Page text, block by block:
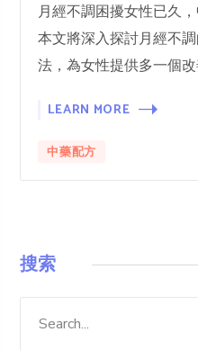
月經不調困擾女性已久
本文將深入探討月經不
法，為女性提供多一個改
LEARN MORE
中藥配方
搜索